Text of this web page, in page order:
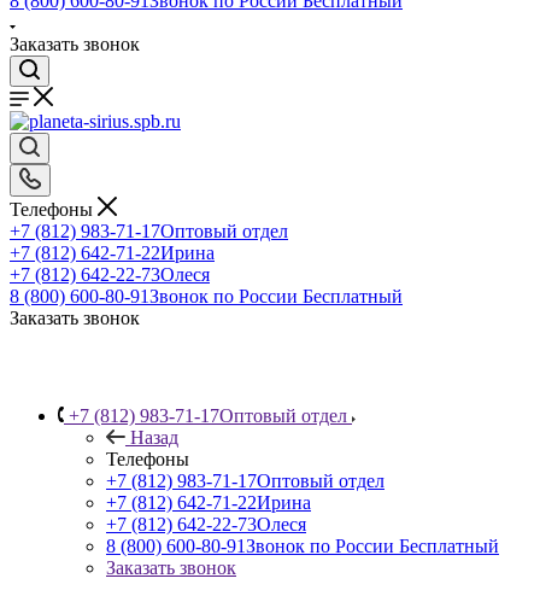
Заказать звонок
Телефоны
+7 (812) 983-71-17Оптовый отдел
+7 (812) 642-71-22Ирина
+7 (812) 642-22-73Олеся
8 (800) 600-80-91Звонок по России Бесплатный
Заказать звонок
+7 (812) 983-71-17Оптовый отдел
Назад
Телефоны
+7 (812) 983-71-17Оптовый отдел
+7 (812) 642-71-22Ирина
+7 (812) 642-22-73Олеся
8 (800) 600-80-91Звонок по России Бесплатный
Заказать звонок